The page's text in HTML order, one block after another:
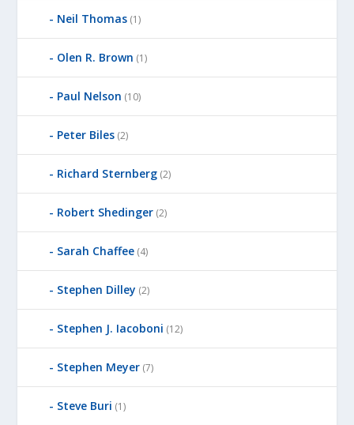
Neil Thomas (1)
Olen R. Brown (1)
Paul Nelson (10)
Peter Biles (2)
Richard Sternberg (2)
Robert Shedinger (2)
Sarah Chaffee (4)
Stephen Dilley (2)
Stephen J. Iacoboni (12)
Stephen Meyer (7)
Steve Buri (1)